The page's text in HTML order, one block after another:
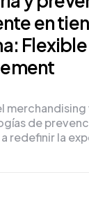
en
merchandising
de
redefinir la